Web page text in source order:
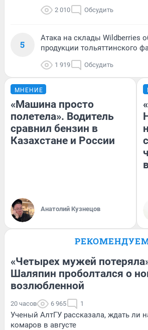
2 010 Обсудить
5
Атака на склады Wildberries
продукции тольяттинского
1 919 Обсудить
МНЕНИЕ
«Машина просто
полетела». Водитель
сравнил бензин в
Казахстане и России
Анатолий Кузнецов
«Четырех мужей
Шаляпин проболтался о
возлюбленной
20 часов 6 965 1
Ученый АлтГУ рассказала, ждать ли
комаров в августе